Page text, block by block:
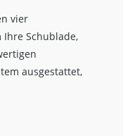
vier
Schublade,
ausgestattet,